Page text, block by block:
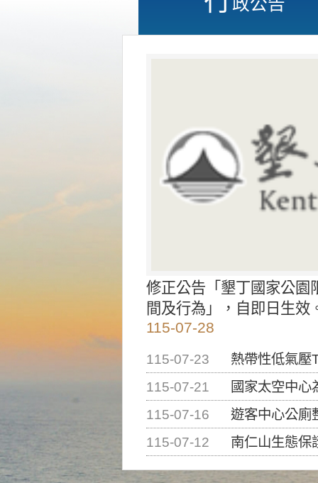
修正公告「墾丁國家公園
間及行為」，自即日生效
115-07-28
115-07-23
熱帶性低氣壓
115-07-21
國家太空中心為辦理
115-07-16
遊客中心公廁
115-07-12
南仁山生態保護區步道已完成